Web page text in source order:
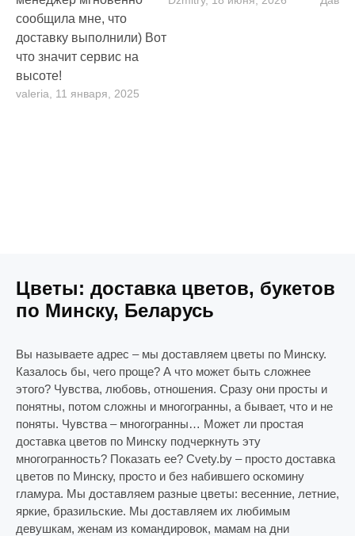
сообщила мне, что
доставку выполнили) Вот
что значит сервис на
высоте!
valeria, 11 января, 2025
Цветы: доставка цветов, букетов
по Минску, Беларусь
Вы называете адрес – мы доставляем цветы по Минску.
Казалось бы, чего проще? А что может быть сложнее
этого? Чувства, любовь, отношения. Сразу они просты и
понятны, потом сложны и многогранны, а бывает, что и не
поняты. Чувства – многогранны… Может ли простая
доставка цветов по Минску подчеркнуть эту
многогранность? Показать ее? Cvety.by – просто доставка
цветов по Минску, просто и без набившего оскомину
гламура. Мы доставляем разные цветы: весенние, летние,
яркие, бразильские. Мы доставляем их любимым
девушкам, женам из командировок, мамам на дни